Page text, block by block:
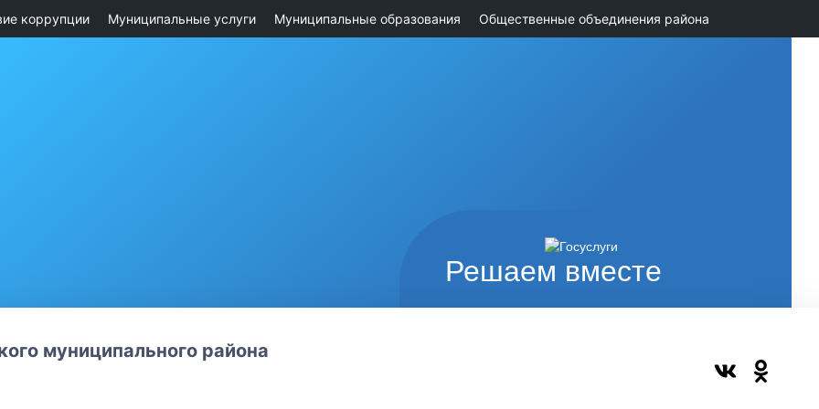
коррупции Муниципальные услуги Муниципальные образования Общественные объединения района
Решаем вместе
муниципального района